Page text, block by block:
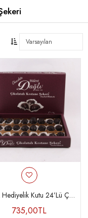
Büyük Hediyelik Kutu 24’lü Çikotop
735,00TL